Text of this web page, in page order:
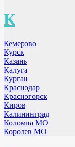
К
Кемерово
Курск
Казань
Калуга
Курган
Краснодар
Красногорск
Киров
Калининград
Коломна МО
Королев МО